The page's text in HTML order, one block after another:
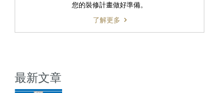
您的裝修計畫做好準備。
了解更多
最新文章